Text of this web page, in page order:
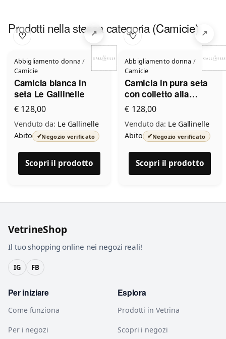
Prodotti nella stessa categoria(Camicie)
♡
Abbigliamento donna /
Camicie
Camicia bianca in
seta Le Gallinelle
€ 128,00
Venduto da: Le Gallinelle
Abito
✔Negozio verificato
Scopri il prodotto
♡
Abbigliamento donna /
Camicie
Camicia in pura seta
con colletto alla
coreana Le Gallinelle
€ 128,00
Venduto da: Le Gallinelle
Abito
✔Negozio verificato
Scopri il prodotto
VetrineShop
Il tuo shopping online nei negozi reali!
IG FB
Per iniziare
Come funziona
Per i negozi
Esplora
Prodotti in Vetrina
Scopri i negozi